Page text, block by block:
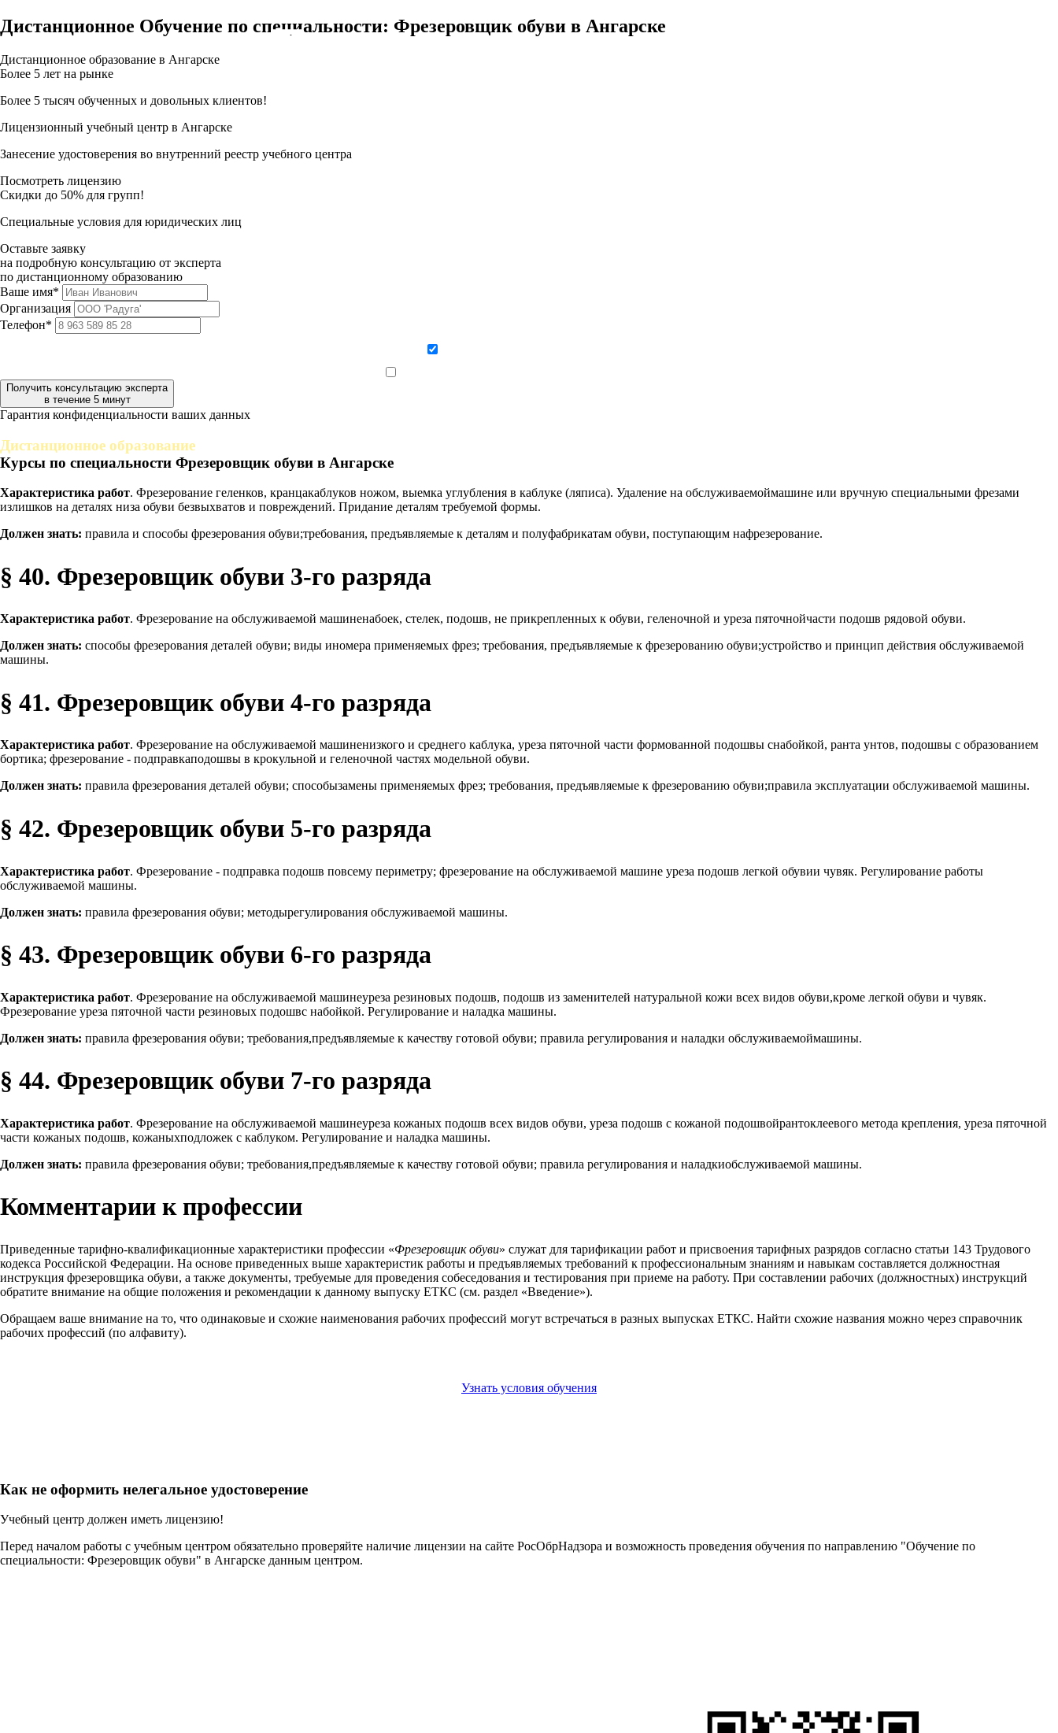
Дистанционное Обучение по специальности: Фрезеровщик обуви в Ангарске
Дистанционное образование в Ангарске
Более 5 лет на рынке
Более 5 тысяч обученных и довольных клиентов!
Лицензионный учебный центр в Ангарске
Занесение удостоверения во внутренний реестр учебного центра
Посмотреть лицензию
Скидки до 50% для групп!
Специальные условия для юридических лиц
Оставьте заявку
на подробную консультацию от эксперта
по дистанционному образованию
Ваше имя*
Организация
Телефон*
Получить консультацию эксперта
в течение 5 минут
Гарантия конфиденциальности ваших данных
Дистанционное образование
Курсы по специальности Фрезеровщик обуви в Ангарске
Характеристика работ. Фрезерование геленков, кранцакаблуков ножом, выемка углубления в каблуке (ляписа). Удаление на обслуживаемоймашине или вручную специальными фрезами
излишков на деталях низа обуви безвыхватов и повреждений. Придание деталям требуемой формы.
Должен знать: правила и способы фрезерования обуви;требования, предъявляемые к деталям и полуфабрикатам обуви, поступающим нафрезерование.
§ 40. Фрезеровщик обуви 3-го разряда
Характеристика работ. Фрезерование на обслуживаемой машиненабоек, стелек, подошв, не прикрепленных к обуви, геленочной и уреза пяточнойчасти подошв рядовой обуви.
Должен знать: способы фрезерования деталей обуви; виды иномера применяемых фрез; требования, предъявляемые к фрезерованию обуви;устройство и принцип действия обслуживаемой
машины.
§ 41. Фрезеровщик обуви 4-го разряда
Характеристика работ. Фрезерование на обслуживаемой машиненизкого и среднего каблука, уреза пяточной части формованной подошвы снабойкой, ранта унтов, подошвы с образованием
бортика; фрезерование - подправкаподошвы в крокульной и геленочной частях модельной обуви.
Должен знать: правила фрезерования деталей обуви; способызамены применяемых фрез; требования, предъявляемые к фрезерованию обуви;правила эксплуатации обслуживаемой машины.
§ 42. Фрезеровщик обуви 5-го разряда
Характеристика работ. Фрезерование - подправка подошв повсему периметру; фрезерование на обслуживаемой машине уреза подошв легкой обувии чувяк. Регулирование работы
обслуживаемой машины.
Должен знать: правила фрезерования обуви; методырегулирования обслуживаемой машины.
§ 43. Фрезеровщик обуви 6-го разряда
Характеристика работ. Фрезерование на обслуживаемой машинеуреза резиновых подошв, подошв из заменителей натуральной кожи всех видов обуви,кроме легкой обуви и чувяк.
Фрезерование уреза пяточной части резиновых подошвс набойкой. Регулирование и наладка машины.
Должен знать: правила фрезерования обуви; требования,предъявляемые к качеству готовой обуви; правила регулирования и наладки обслуживаемоймашины.
§ 44. Фрезеровщик обуви 7-го разряда
Характеристика работ. Фрезерование на обслуживаемой машинеуреза кожаных подошв всех видов обуви, уреза подошв с кожаной подошвойрантоклеевого метода крепления, уреза пяточной
части кожаных подошв, кожаныхподложек с каблуком. Регулирование и наладка машины.
Должен знать: правила фрезерования обуви; требования,предъявляемые к качеству готовой обуви; правила регулирования и наладкиобслуживаемой машины.
Комментарии к профессии
Приведенные тарифно-квалификационные характеристики профессии «Фрезеровщик обуви» служат для тарификации работ и присвоения тарифных разрядов согласно статьи 143 Трудового
кодекса Российской Федерации. На основе приведенных выше характеристик работы и предъявляемых требований к профессиональным знаниям и навыкам составляется должностная
инструкция фрезеровщика обуви, а также документы, требуемые для проведения собеседования и тестирования при приеме на работу. При составлении рабочих (должностных) инструкций
обратите внимание на общие положения и рекомендации к данному выпуску ЕТКС (см. раздел «Введение»).
Обращаем ваше внимание на то, что одинаковые и схожие наименования рабочих профессий могут встречаться в разных выпусках ЕТКС. Найти схожие названия можно через справочник
рабочих профессий (по алфавиту).
Узнать условия обучения
Как не оформить нелегальное удостоверение
Учебный центр должен иметь лицензию!
Перед началом работы с учебным центром обязательно проверяйте наличие лицензии на сайте РосОбрНадзора и возможность проведения обучения по направлению "Обучение по
специальности: Фрезеровщик обуви" в Ангарске данным центром.